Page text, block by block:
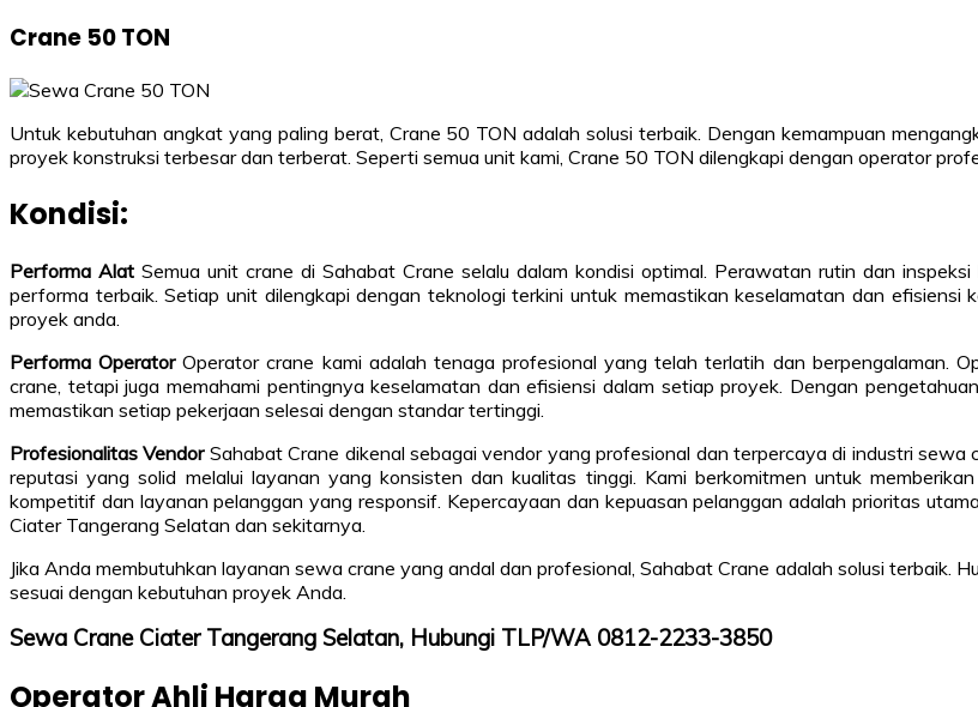
Crane 50 TON
Untuk kebutuhan angkat yang paling berat, Crane 50 TON adalah solusi terbaik. Dengan kemampuan
proyek konstruksi terbesar dan terberat. Seperti semua unit kami, Crane 50 TON dilengkapi dengan operator
Kondisi:
Performa Alat Semua unit crane di Sahabat Crane selalu dalam kondisi optimal. Perawatan rutin dan
performa terbaik. Setiap unit dilengkapi dengan teknologi terkini untuk memastikan keselamatan dan
proyek anda.
Performa OperatorOperator crane kami adalah tenaga profesional yang telah terlatih dan berpengalaman.
crane, tetapi juga memahami pentingnya keselamatan dan efisiensi dalam setiap proyek. Dengan
memastikan setiap pekerjaan selesai dengan standar tertinggi.
Profesionalitas VendorSahabat Crane dikenal sebagai vendor yang profesional dan terpercaya di industri sewa
reputasi yang solid melalui layanan yang konsisten dan kualitas tinggi. Kami berkomitmen untuk
kompetitif dan layanan pelanggan yang responsif. Kepercayaan dan kepuasan pelanggan adalah prioritas
Ciater Tangerang Selatan dan sekitarnya.
Jika Anda membutuhkan layanan sewa crane yang andal dan profesional, Sahabat Crane adalah solusi terbaik.
sesuai dengan kebutuhan proyek Anda.
Sewa Crane Ciater Tangerang Selatan, Hubungi TLP/WA 0812-2233-3850
Operator Ahli Harga Murah